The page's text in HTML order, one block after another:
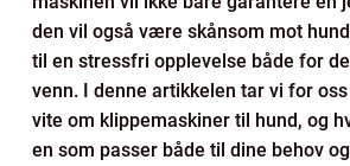
den vil også være skånsom mot
til en stressfri opplevelse både for
venn. I denne artikkelen tar vi for
vite om klippemaskiner til hund, og
en som passer både til dine behov